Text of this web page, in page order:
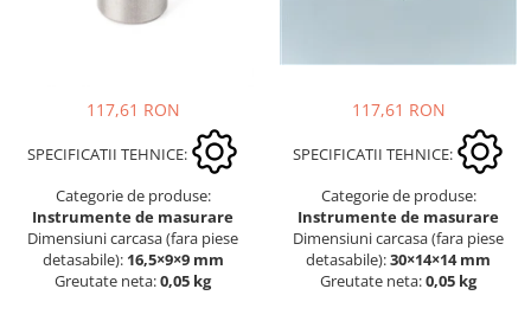
117,61 RON
SPECIFICATII TEHNICE:
Categorie de produse:
Instrumente de masurare
Dimensiuni carcasa (fara piese
detasabile): 16,5×9×9 mm
Greutate neta:0,05 kg
117,61 RON
SPECIFICATII TEHNICE:
Categorie de produse:
Instrumente de masurare
Dimensiuni carcasa (fara piese
detasabile):30×14×14 mm
Greutate neta:0,05 kg